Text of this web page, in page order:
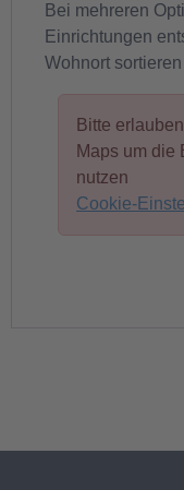
Bei mehreren
Einrichtungen
Wohnort sortieren
Bitte
Maps um die
nutzen
Cookie-